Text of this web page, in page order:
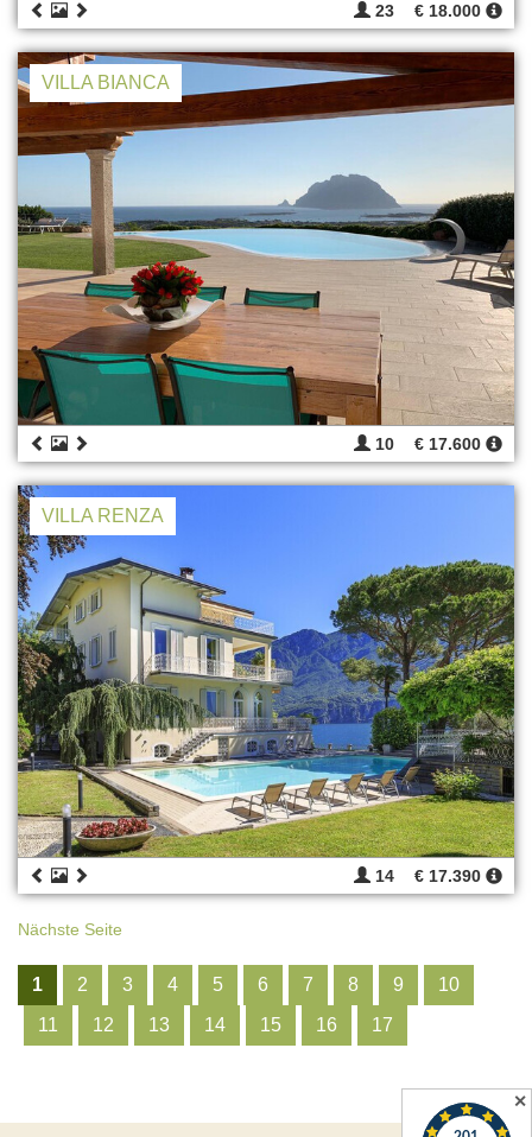
23 € 18.000
VILLA BIANCA
10 € 17.600
VILLA RENZA
14 € 17.390
Nächste Seite
1 2 3 4 5 6 7 8 9
10
11
12 13 14 15 16 17
✕